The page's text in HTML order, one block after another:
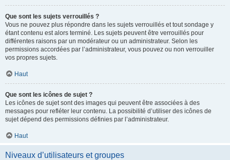
Que sont les sujets verrouillés ?
Vous ne pouvez plus répondre dans les sujets verrouillés et tout sondage y
étant contenu est alors terminé. Les sujets peuvent être verrouillés pour
différentes raisons par un modérateur ou un administrateur. Selon les
permissions accordées par l’administrateur, vous pouvez ou non verrouiller
vos propres sujets.
Haut
Que sont les icônes de sujet ?
Les icônes de sujet sont des images qui peuvent être associées à des
messages pour refléter leur contenu. La possibilité d’utiliser des icônes de
sujet dépend des permissions définies par l’administrateur.
Haut
Niveaux d’utilisateurs et groupes